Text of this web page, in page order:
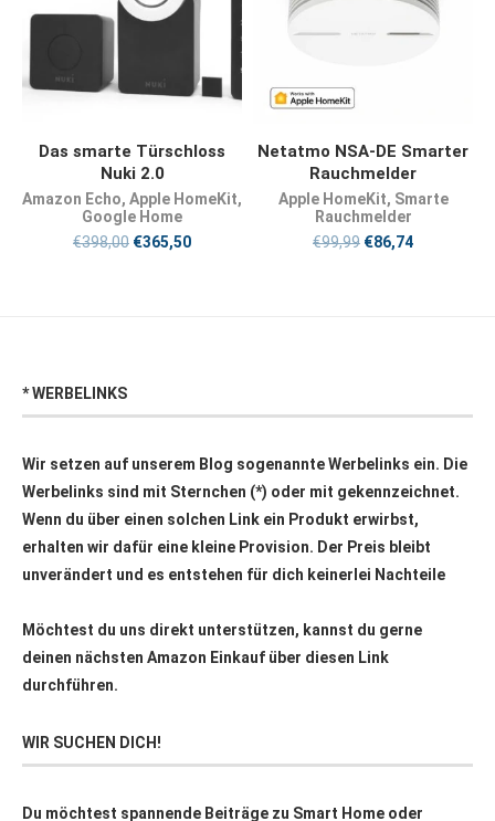
JETZT KAUFEN
Das smarte Türschloss
Nuki 2.0
Amazon Echo, Apple HomeKit,
Google Home
€398,00 €365,50
JETZT KAUFEN
Netatmo NSA-DE Smarter
Rauchmelder
Apple HomeKit, Smarte
Rauchmelder
€99,99 €86,74
* WERBELINKS
Wir setzen auf unserem Blog sogenannte Werbelinks ein. Die
Werbelinks sind mit Sternchen (*) oder mit gekennzeichnet.
Wenn du über einen solchen Link ein Produkt erwirbst,
erhalten wir dafür eine kleine Provision. Der Preis bleibt
unverändert und es entstehen für dich keinerlei Nachteile
Möchtest du uns direkt unterstützen, kannst du gerne
deinen nächsten Amazon Einkauf über diesen Link
durchführen.
WIR SUCHEN DICH!
Du möchtest spannende Beiträge zu Smart Home oder